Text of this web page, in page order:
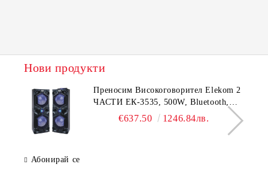
Нови продукти
Преносим Високоговорител Elekom 2
ЧАСТИ ЕК-3535, 500W, Bluetooth,
Bluetooth, USB, Караоке, 2
€637.50 1246.84лв.
Абонирай се